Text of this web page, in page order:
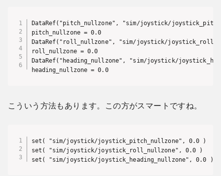
DataRef("pitch_nullzone", "sim/joystick/
pitch_nullzone = 0.0
DataRef("roll_nullzone", "sim/joystick/
roll_nullzone = 0.0
DataRef("heading_nullzone", "sim/joystick/
heading_nullzone = 0.0
こういう方法もあります。この方がスマートですね。
set( "sim/joystick/joystick_pitch_nullzone", 0.0 )
set( "sim/joystick/joystick_roll_nullzone", 0.0 )
set( "sim/joystick/joystick_heading_nullzone", 0.0 )